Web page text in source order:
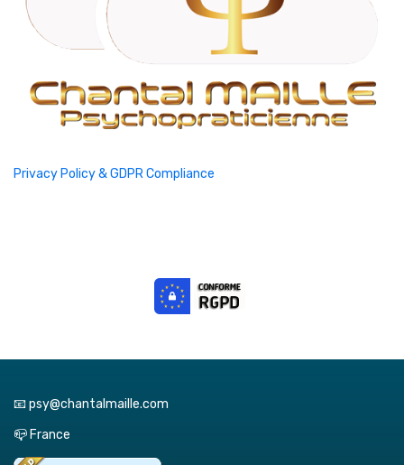
Privacy Policy & GDPR Compliance
📧 psy@chantalmaille.com
📪 France